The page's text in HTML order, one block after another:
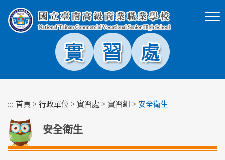
塊
::: 首頁 > 行政單位 > 實習處 > 實習組 > 安全衛生
安全衛生